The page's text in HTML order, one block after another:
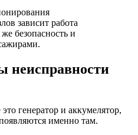
зависит работа
безопасность и
неисправности
генератор и аккумелятор,
именно там.